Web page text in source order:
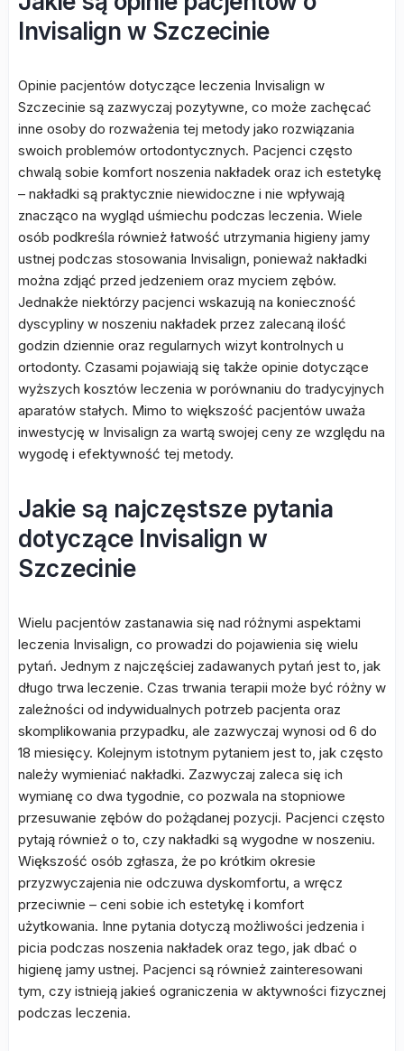
Invisalign w Szczecinie
Opinie pacjentów dotyczące leczenia Invisalign w
Szczecinie są zazwyczaj pozytywne, co może zachęcać
inne osoby do rozważenia tej metody jako rozwiązania
swoich problemów ortodontycznych. Pacjenci często
chwalą sobie komfort noszenia nakładek oraz ich estetykę
– nakładki są praktycznie niewidoczne i nie wpływają
znacząco na wygląd uśmiechu podczas leczenia. Wiele
osób podkreśla również łatwość utrzymania higieny jamy
ustnej podczas stosowania Invisalign, ponieważ nakładki
można zdjąć przed jedzeniem oraz myciem zębów.
Jednakże niektórzy pacjenci wskazują na konieczność
dyscypliny w noszeniu nakładek przez zalecaną ilość
godzin dziennie oraz regularnych wizyt kontrolnych u
ortodonty. Czasami pojawiają się także opinie dotyczące
wyższych kosztów leczenia w porównaniu do tradycyjnych
aparatów stałych. Mimo to większość pacjentów uważa
inwestycję w Invisalign za wartą swojej ceny ze względu na
wygodę i efektywność tej metody.
Jakie są najczęstsze pytania
dotyczące Invisalign w
Szczecinie
Wielu pacjentów zastanawia się nad różnymi aspektami
leczenia Invisalign, co prowadzi do pojawienia się wielu
pytań. Jednym z najczęściej zadawanych pytań jest to, jak
długo trwa leczenie. Czas trwania terapii może być różny w
zależności od indywidualnych potrzeb pacjenta oraz
skomplikowania przypadku, ale zazwyczaj wynosi od 6 do
18 miesięcy. Kolejnym istotnym pytaniem jest to, jak często
należy wymieniać nakładki. Zazwyczaj zaleca się ich
wymianę co dwa tygodnie, co pozwala na stopniowe
przesuwanie zębów do pożądanej pozycji. Pacjenci często
pytają również o to, czy nakładki są wygodne w noszeniu.
Większość osób zgłasza, że po krótkim okresie
przyzwyczajenia nie odczuwa dyskomfortu, a wręcz
przeciwnie – ceni sobie ich estetykę i komfort
użytkowania. Inne pytania dotyczą możliwości jedzenia i
picia podczas noszenia nakładek oraz tego, jak dbać o
higienę jamy ustnej. Pacjenci są również zainteresowani
tym, czy istnieją jakieś ograniczenia w aktywności fizycznej
podczas leczenia.